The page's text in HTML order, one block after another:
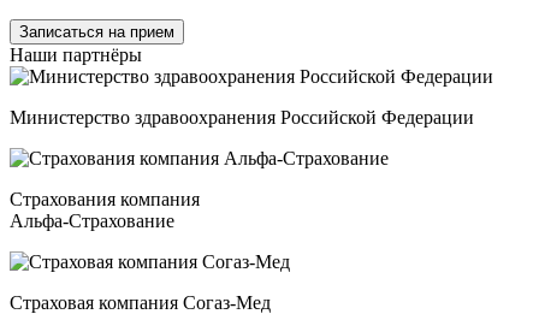
Записаться на прием
Наши партнёры
Министерство здравоохранения Российской Федерации
Страхования компания
Альфа-Страхование
Страховая компания Согаз-Мед